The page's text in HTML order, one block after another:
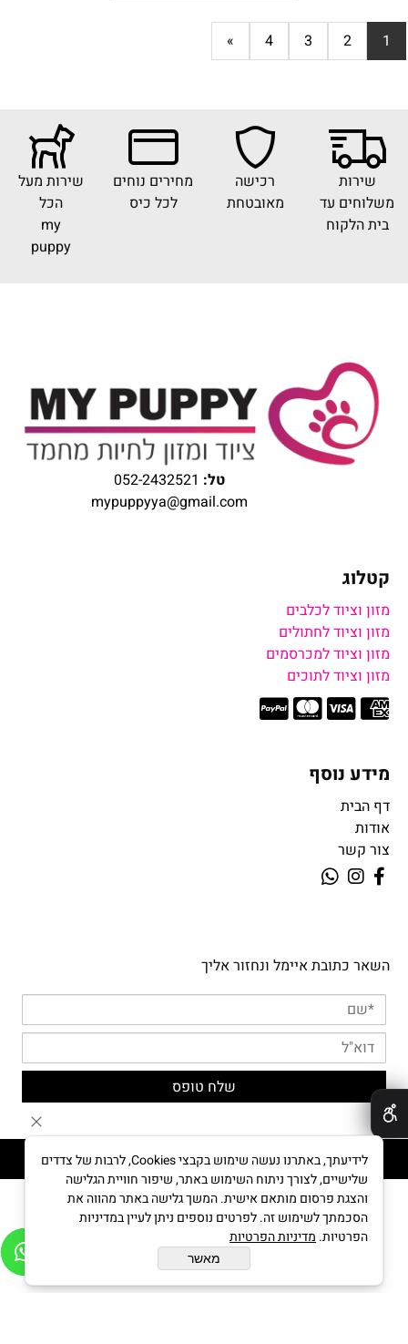
1
2
3
4
»
שירות
משלוחים עד
בית הלקוח
רכישה
מאובטחת
מחירים נוחים
לכל כיס
שירות מעל
הכל
my
puppy
טל: 052-2432521
mypuppyya@gmail.com
קטלוג
מזון וציוד לכלבים
מזון וציוד לחתולים
מזון וציוד למכרסמים
מזון וציוד לתוכים
מידע נוסף
דף הבית
אודות
צור קשר
השאר כתובת איימל ונחזור אליך
MYPUPPY © All Rights reserved
בניית אתרים
לידיעתך, באתרנו נעשה שימוש בקבצי Cookies, לרבות של צדדים
שלישיים, לצורך ניתוח השימוש באתר, שיפור חוויית הגלישה
והצגת פרסום מותאם אישית. המשך גלישה באתר מהווה את
הסכמתך לשימוש זה. לפרטים נוספים ניתן לעיין במדיניות
הפרטיות. מדיניות הפרטיות
מאשר